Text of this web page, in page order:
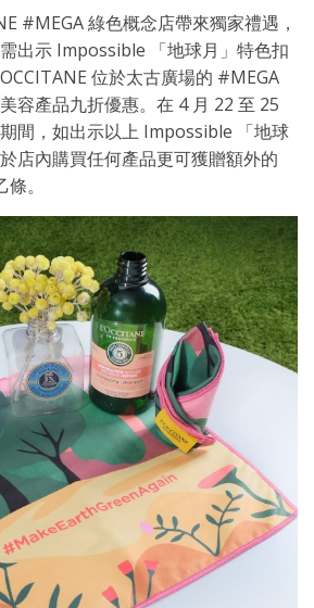
#MEGA 綠色概念店帶來獨家禮遇，
出示 Impossible 「地球月」特色扣
位於太古廣場的 #MEGA
容產品九折優惠。在 4 月 22 至 25
間，如出示以上 Impossible 「地球
店內購買任何產品更可獲贈額外的
。